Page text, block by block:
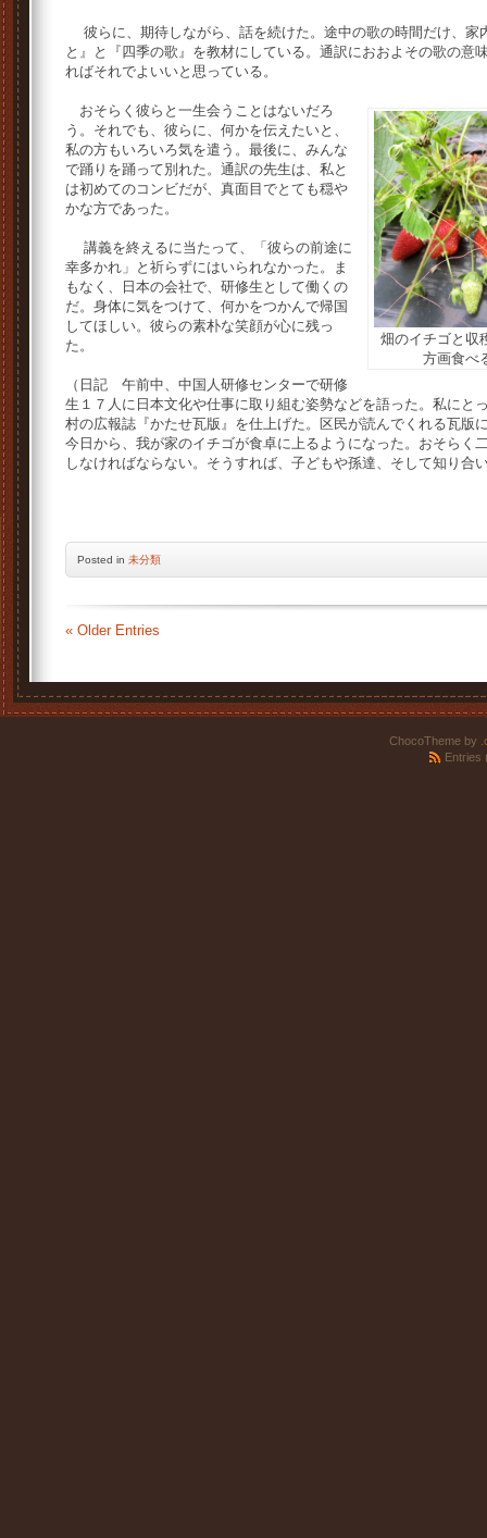
彼らに、期待しながら、話を続けた。途中の歌の時間だけ、家
と』と『四季の歌』を教材にしている。通訳におおよその歌の意
ればそれでよいいと思っている。
畑のイチゴと収
方画食べ
おそらく彼らと一生会うことはないだろ
う。それでも、彼らに、何かを伝えたいと、
私の方もいろいろ気を遣う。最後に、みんな
で踊りを踊って別れた。通訳の先生は、私と
は初めてのコンビだが、真面目でとても穏や
かな方であった。
講義を終えるに当たって、「彼らの前途に
幸多かれ」と祈らずにはいられなかった。ま
もなく、日本の会社で、研修生として働くの
だ。身体に気をつけて、何かをつかんで帰国
してほしい。彼らの素朴な笑顔が心に残っ
た。
（日記 午前中、中国人研修センターで研修
生１７人に日本文化や仕事に取り組む姿勢などを語った。私にと
村の広報誌『かたせ瓦版』を仕上げた。区民が読んでくれる瓦版
今日から、我が家のイチゴが食卓に上るようになった。おそらく
しなければならない。そうすれば、子どもや孫達、そして知り
Posted in 未分類
« Older Entries
ChocoTheme by
Entries